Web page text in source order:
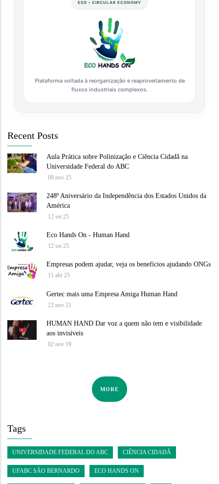
ESG • CIRCULAR ECONOMY
Plataforma voltada à reorganização e reaproveitamento de
fluxos industriais complexos.
Recent Posts
Aula Prática sobre Polinização e Ciência Cidadã na
Universidade Federal do ABC
08 nov 25
248º Aniversário da Independência dos Estados Unidos da
América
12 set 25
Eco Hands On - Human Hand
12 set 25
Empresas podem ajudar, veja os benefícios ajudando ONGs
11 abr 25
Gertec mais uma Empresa Amiga Human Hand
22 nov 21
HUMAN HAND Dar voz a quem não tem e visibilidade
aos invisíveis
02 nov 19
MORE
Tags
UNIVERSIDADE FEDERAL DO ABC CIÊNCIA CIDADÃ
UFABC SÃO BERNARDO ECO HANDS ON